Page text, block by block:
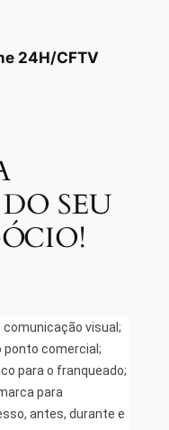
24H/CFTV
SEU
visual;
ponto comercial;
para o franqueado;
para
antes, durante e